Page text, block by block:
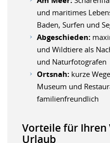
und maritimes
Baden, Surfen und
Abgeschieden:
und Wildtiere als
und Naturfotografen
Ortsnah: kurze
Museum und
familienfreundlich
Vorteile für Ihren
Urlaub